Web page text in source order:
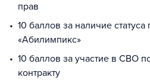
прав
10 баллов за наличие
«Абилимпикс»
10 баллов за участие в СВО
контракту